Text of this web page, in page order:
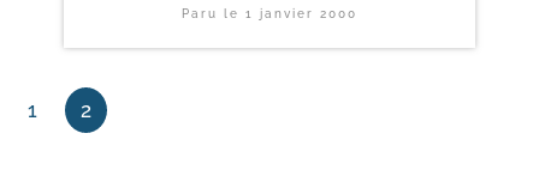
Paru le 1 janvier 2000
1 2